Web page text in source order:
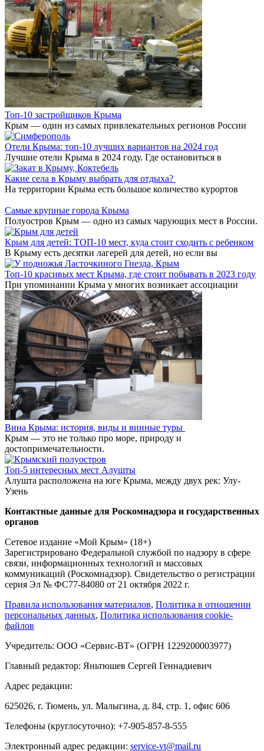
Топ-10 застройщиков Крыма
Крым — один из самых привлекательных регионов России
Отели Крыма: топ-10 лучших вариантов на 2024 год
Лучшие отели Крыма в 2024 году. Где остановиться в
Какие села в Крыму выбрать для отдыха?
На территории Крыма есть большое количество курортов
Самые крупные города Крыма
Полуостров Крым — одно из самых чарующих мест в России.
Крым для детей: ТОП-10 мест, куда стоит сходить с ребенком
В Крыму есть десятки лагерей для детей, но если вы
Топ-10 красивых мест Крыма, где стоит побывать в 2023 году
При упоминании Крыма у многих возникает ассоциации
Вина Крыма: история, виды и винные туры
Крым — это не только про море, природу и
достопримечательности.
Топ-5 интересных мест Алушты
Алушта расположена на юге Крыма, между двух рек: Улу-
Узень
Контактные данные для Роскомнадзора и государственных
органов
Сетевое издание «Мой Крым» (18+)
Зарегистрировано Федеральной службой по надзору в сфере
связи, информационных технологий и массовых
коммуникаций (Роскомнадзор). Свидетельство о регистрации
серия Эл № ФС77-84080 от 21 октября 2022 г.
Правила использования материалов, Политика в отношении
персональных данных, Политика использования cookie-
файлов
Учредитель: ООО «Сервис-ВТ» (ОГРН 1229200003977)
Главный редактор: Яньтюшев Сергей Геннадиевич
Адрес редакции:
625026, г. Тюмень, ул. Малыгина, д. 84, стр. 1, офис 606
Телефоны (круглосуточно): +7-905-857-8-555
Электронный адрес редакции: service-vt@mail.ru